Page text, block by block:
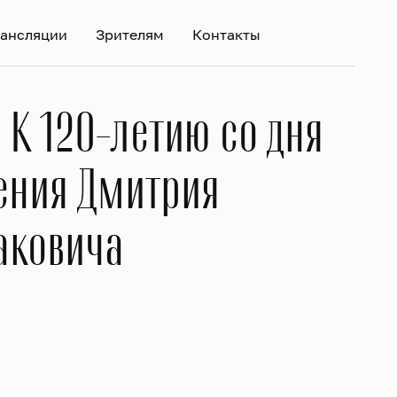
Зрителям Контакты
концертный сезон
К120-летию содня
Дмитрия